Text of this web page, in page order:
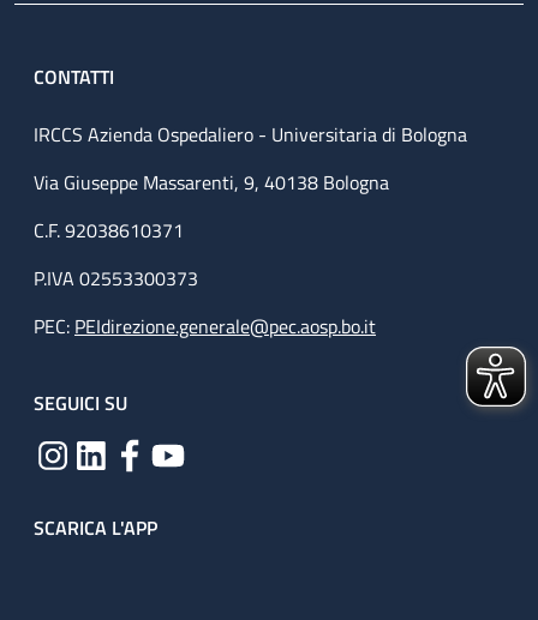
CONTATTI
IRCCS Azienda Ospedaliero - Universitaria di Bologna
Via Giuseppe Massarenti, 9, 40138 Bologna
C.F. 92038610371
P.IVA 02553300373
PEC: PEIdirezione.generale@pec.aosp.bo.it
SEGUICI SU
SCARICA L'APP